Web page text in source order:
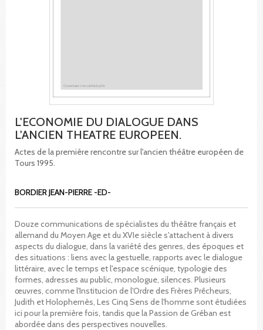
L'ECONOMIE DU DIALOGUE DANS
L'ANCIEN THEATRE EUROPEEN.
Actes de la première rencontre sur l'ancien théâtre européen de
Tours 1995.
BORDIER JEAN-PIERRE -ED-
Douze communications de spécialistes du théâtre français et
allemand du Moyen Age et du XVIe siècle s'attachent à divers
aspects du dialogue, dans la variété des genres, des époques et
des situations : liens avec la gestuelle, rapports avec le dialogue
littéraire, avec le temps et l'espace scénique, typologie des
formes, adresses au public, monologue, silences. Plusieurs
œuvres, comme l'Institucion de l'Ordre des Frères Prêcheurs,
Judith et Holophernès, Les Cinq Sens de l'homme sont étudiées
ici pour la première fois, tandis que la Passion de Gréban est
abordée dans des perspectives nouvelles.